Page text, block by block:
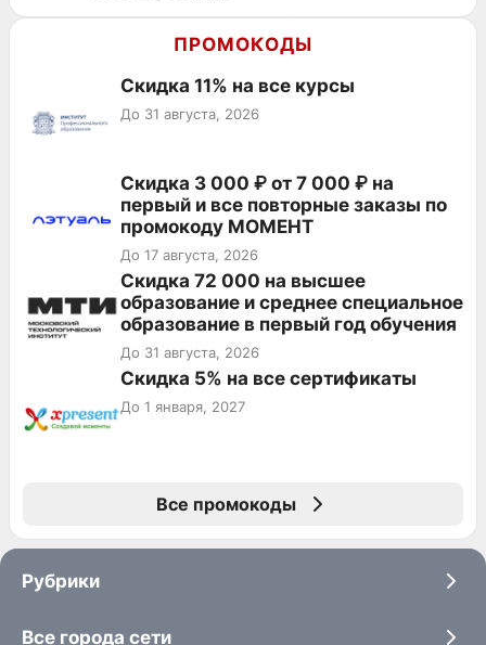
ПРОМОКОДЫ
Скидка 11% на все курсы
До 31 августа, 2026
Скидка 3 000 ₽ от 7 000 ₽ на
первый и все повторные заказы по
промокоду МОМЕНТ
До 17 августа, 2026
Скидка 72 000 на высшее
образование и среднее специальное
образование в первый год обучения
До 31 августа, 2026
Скидка 5% на все сертификаты
До 1 января, 2027
Все промокоды
Рубрики
Все города сети